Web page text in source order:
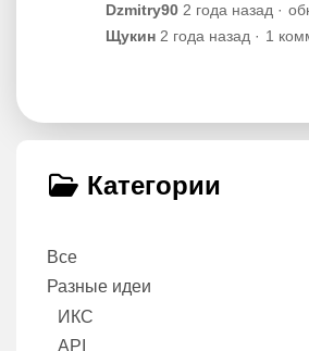
Dzmitry90 2 года назад
Щукин 2 года назад 1
Категории
Все
Разные идеи
ИКС
API